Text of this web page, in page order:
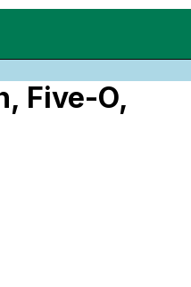
Five-O,